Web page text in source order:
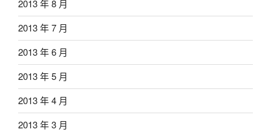
2013 年 8 月
2013 年 7 月
2013 年 6 月
2013 年 5 月
2013 年 4 月
2013 年 3 月